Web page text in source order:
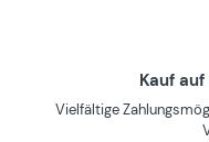
Kauf
Vielfältige